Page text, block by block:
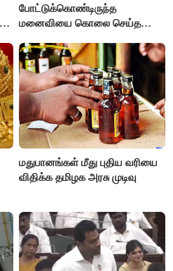
போட்டுக்கொண்டிருந்த
மனைவியை கொலை செய்த
மதுபானங்கள் மீது புதிய வரியை
விதிக்க தமிழக அரசு முடிவு